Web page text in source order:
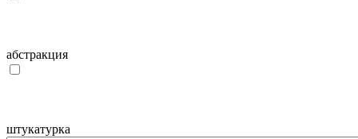
абстракция
штукатурка